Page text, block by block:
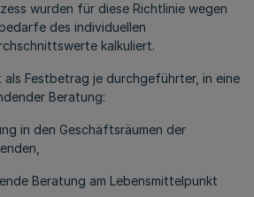
wurden für diese Richtlinie wegen
des individuellen
kalkuliert.
als Festbetrag je durchgeführter, in eine
Beratung:
in den Geschäftsräumen der
Beratung am Lebensmittelpunkt